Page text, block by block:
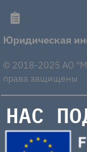
Юридическая
© 2018-2025 AO
права защищены
НАС